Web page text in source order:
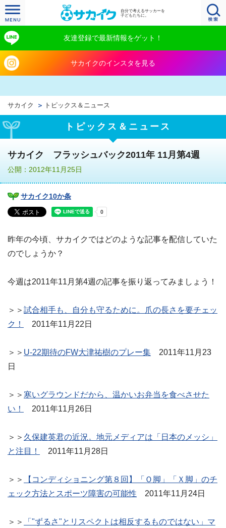
自分で考えるサッカーを
子どもたちに。
友達登録で最新情報をゲット！
サカイクのインスタを見る
サカイク トピックス＆ニュース
トピックス＆ニュース
サカイク フラッシュバック2011年 11月第4週
公開：2012年11月25日
サカイク10か条
昨年の今頃、サカイクではどのような記事を配信していた
のでしょうか？
今週は2011年11月第4週の記事を振り返ってみましょう！
＞＞ 試合相手も、自分も守るために。爪の長さを要チェッ
ク！
2011年11月22日
＞＞ U-22期待のFW大津祐樹のプレー集 2011年11月23
日
＞＞ 寒いグラウンドだから、温かいお弁当を食べさせた
い！
2011年11月26日
＞＞ 久保建英君の近況。地元メディアは「日本のメッシ」
と注目！
2011年11月28日
＞＞
【コンディショニング第８回】「Ｏ脚」「Ｘ脚」のチ
ェック方法とスポーツ障害の可能性 2011年11月24日
＞＞
「"ずるさ"とリスペクトは相反するものではない」マ